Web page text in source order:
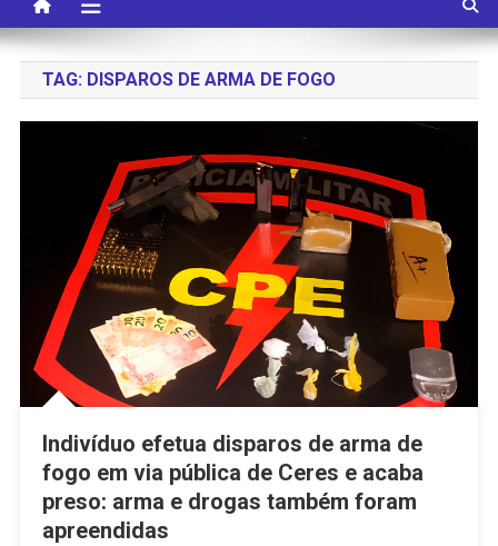
TAG: DISPAROS DE ARMA DE FOGO
Indivíduo efetua disparos de arma de
fogo em via pública de Ceres e acaba
preso: arma e drogas também foram
apreendidas